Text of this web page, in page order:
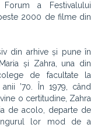
a Festivalului
2000 de filme din
din arhive și pune în
și Zahra, una din
de facultate la
’70. În 1979, când
o certitudine, Zahra
de acolo, departe de
lor mod de a